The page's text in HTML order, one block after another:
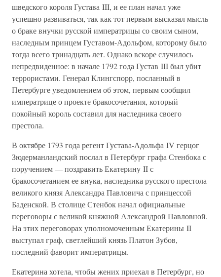
шведского короля Густава III, и ее план начал уже
успешно развиваться, так как тот первым высказал мысль
о браке внучки русской императрицы со своим сыном,
наследным принцем Густавом-Адольфом, которому было
тогда всего тринадцать лет. Однако вскоре случилось
непредвиденное: в начале 1792 года Густав III был убит
террористами. Генерал Клингспорр, посланный в
Петербурге уведомлением об этом, первым сообщил
императрице о проекте бракосочетания, который
покойный король составил для наследника своего
престола.
В октябре 1793 года регент Густава-Адольфа IV герцог
Зюдерманландский послал в Петербург графа Стенбока с
поручением — поздравить Екатерину II с
бракосочетанием ее внука, наследника русского престола
великого князя Александра Павловича с принцессой
Баденской. В столице Стенбок начал официальные
переговоры с великой княжной Александрой Павловной.
На этих переговорах уполномоченным Екатерины II
выступал граф, светлейший князь Платон Зубов,
последний фаворит императрицы.
Екатерина хотела, чтобы жених приехал в Петербург, но